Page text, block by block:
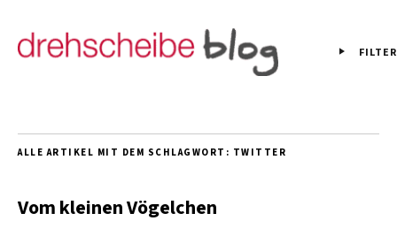
FILTER
ALLE ARTIKEL MIT DEM SCHLAGWORT: TWITTER
Vom kleinen Vögelchen